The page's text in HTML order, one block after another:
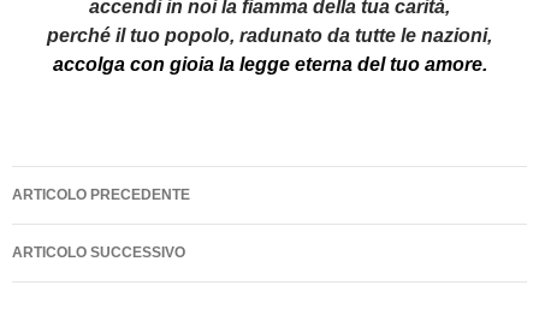
accendi in noi la fiamma della tua carità,
perché il tuo popolo, radunato da tutte le nazioni,
accolga con gioia la legge eterna del tuo amore.
Navigazione
articolo
ARTICOLO PRECEDENTE
ARTICOLO SUCCESSIVO